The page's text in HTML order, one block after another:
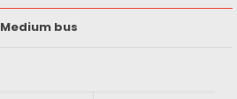
Medium bus